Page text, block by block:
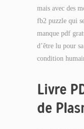
mais avec des
fb2 puzzle qui
manque pdf
d’être lu pour
condition
Livre
de